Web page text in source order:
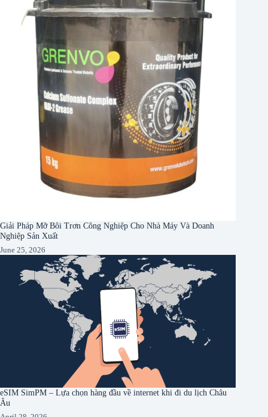
Giải Pháp Mỡ Bôi Trơn Công Nghiệp Cho Nhà Máy Và Doanh
Nghiệp Sản Xuất
June 25, 2026
eSIM SimPM – Lựa chọn hàng đầu về internet khi đi du lịch Châu
Âu